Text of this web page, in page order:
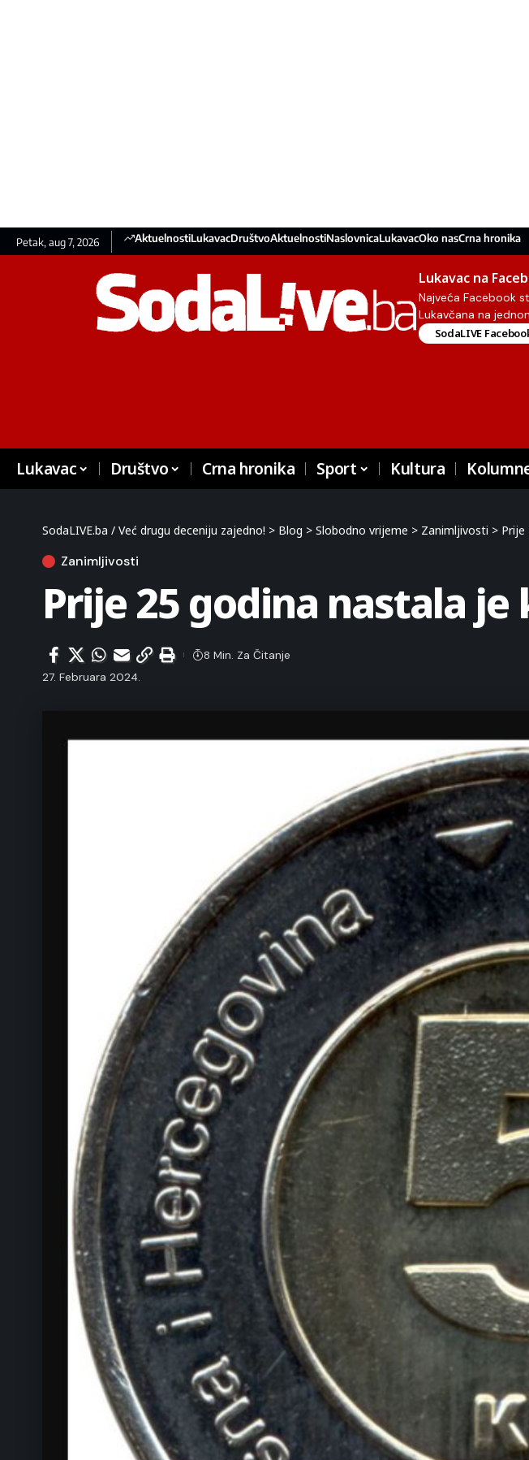
Petak, aug 7, 2026 AktuelnostiLukavacDruštvoAktuelnostiNaslovnicaLukavacOko nasCrna hronika
Lukavac na
Najveća Facebook
Lukavčana na
SodaLIVE
Lukavac Društvo Crna hronika Sport Kultura
SodaLIVE.ba / Već drugu deceniju zajedno! > Blog > Slobodno vrijeme > Zanimljivosti > Prije
Zanimljivosti
Prije 25 godina nastala
27. Februara 2024.
8 Min. Za Čitanje